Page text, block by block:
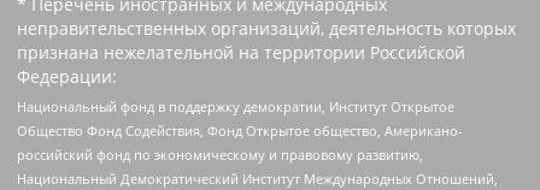
неправительственных организаций, деятельность которых
признана нежелательной на территории Российской
Федерации:
Национальный фонд в поддержку демократии, Институт Открытое
Общество Фонд Содействия, Фонд Открытое общество, Американо-
российский фонд по экономическому и правовому развитию,
Национальный Демократический Институт Международных Отношений,